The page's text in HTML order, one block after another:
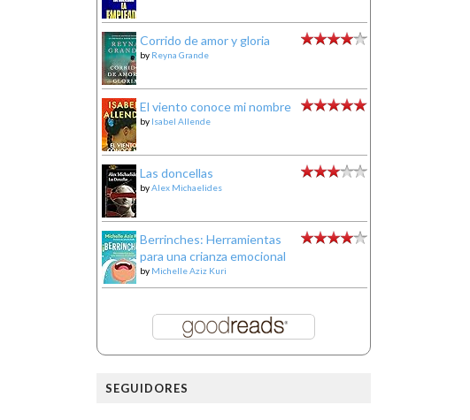
Corrido de amor y gloria
by Reyna Grande
El viento conoce mi nombre
by Isabel Allende
Las doncellas
byAlex Michaelides
Berrinches: Herramientas
para una crianza emocional
by Michelle Aziz Kuri
SEGUIDORES